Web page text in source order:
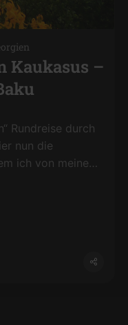
Kaukasus –
Rundreise durch
nun die
ich von meinem
ich weiter noch
Wetters
…